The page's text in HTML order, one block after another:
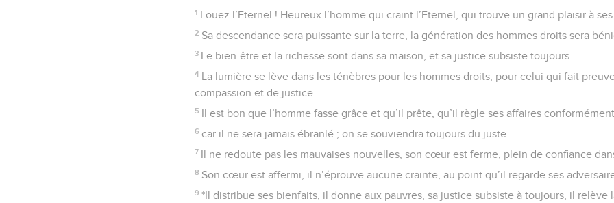
1 Louez l’Eternel ! Heureux l’homme qui craint l’Eternel, qui trouve un grand plaisir à
2 Sa descendance sera puissante sur la terre, la génération des hommes droits sera
3 Le bien-être et la richesse sont dans sa maison, et sa justice subsiste toujours.
4 La lumière se lève dans les ténèbres pour les hommes droits, pour celui qui fait
compassion et de justice.
5 Il est bon que l’homme fasse grâce et qu’il prête, qu’il règle ses affaires
6 car il ne sera jamais ébranlé ; on se souviendra toujours du juste.
7 Il ne redoute pas les mauvaises nouvelles, son cœur est ferme, plein de confiance dans
8 Son cœur est affermi, il n’éprouve aucune crainte, au point qu’il regarde ses
9 *Il distribue ses bienfaits, il donne aux pauvres, sa justice subsiste à toujours, il relève